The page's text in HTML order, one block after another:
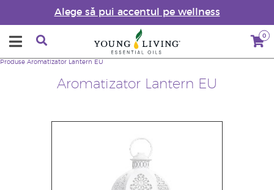
Alege să pui accentul pe wellness
0
Aromatizator Lantern EU
Produse Aromatizator Lantern EU